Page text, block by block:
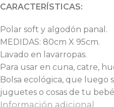
CARACTERÍSTICAS:
Polar soft y algodón panal.
MEDIDAS: 80cm X 95cm.
Lavado en lavarropas.
Para usar en cuna, catre,
Bolsa ecológica, que luego
juguetes o cosas de tu bebé
Información adicional